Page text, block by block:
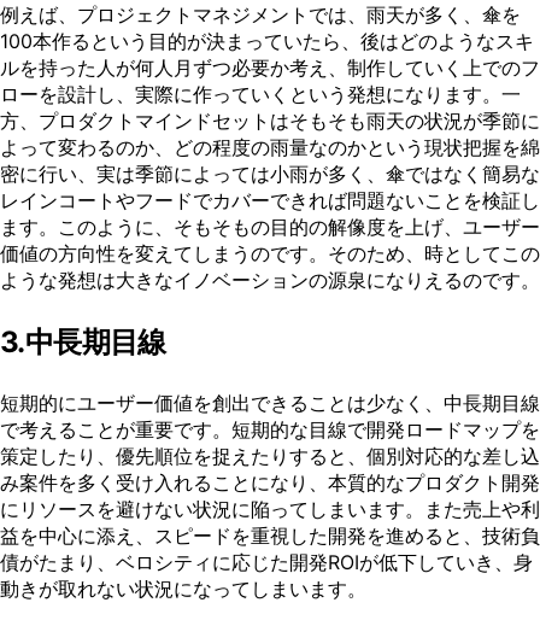
例えば、プロジェクトマネジメントでは、雨天が多く、傘を
100本作るという目的が決まっていたら、後はどのようなスキ
ルを持った人が何人月ずつ必要か考え、制作していく上でのフ
ローを設計し、実際に作っていくという発想になります。一
方、プロダクトマインドセットはそもそも雨天の状況が季節に
よって変わるのか、どの程度の雨量なのかという現状把握を綿
密に行い、実は季節によっては小雨が多く、傘ではなく簡易な
レインコートやフードでカバーできれば問題ないことを検証し
ます。このように、そもそもの目的の解像度を上げ、ユーザー
価値の方向性を変えてしまうのです。そのため、時としてこの
ような発想は大きなイノベーションの源泉になりえるのです。
3.中長期目線
短期的にユーザー価値を創出できることは少なく、中長期目線
で考えることが重要です。短期的な目線で開発ロードマップを
策定したり、優先順位を捉えたりすると、個別対応的な差し込
み案件を多く受け入れることになり、本質的なプロダクト開発
にリソースを避けない状況に陥ってしまいます。また売上や利
益を中心に添え、スピードを重視した開発を進めると、技術負
債がたまり、ベロシティに応じた開発ROIが低下していき、身
動きが取れない状況になってしまいます。